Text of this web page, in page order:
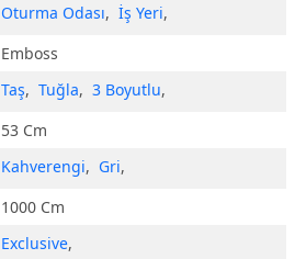
Oturma Odası, İş Yeri,
Emboss
Taş, Tuğla, 3 Boyutlu,
53 Cm
Kahverengi, Gri,
1000 Cm
Exclusive,